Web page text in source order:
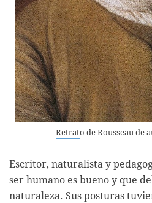
Retrato de Rousseau de
Escritor, naturalista y
ser humano es bueno y que
naturaleza. Sus posturas